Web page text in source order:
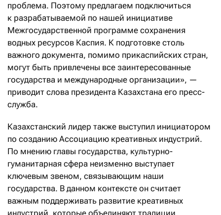
проблема. Поэтому предлагаем подключиться
к разрабатываемой по нашей инициативе
Межгосударственной программе сохранения
водных ресурсов Каспия. К подготовке столь
важного документа, помимо прикаспийских стран,
могут быть привлечены все заинтересованные
государства и международные организации», —
приводит слова президента Казахстана его пресс-
служба.
Казахстанский лидер также выступил инициатором
по созданию Ассоциацию креативных индустрий.
По мнению главы государства, культурно-
гуманитарная сфера неизменно выступает
ключевым звеном, связывающим наши
государства. В данном контексте он считает
важным поддерживать развитие креативных
индустрий, которые объединяют традиции